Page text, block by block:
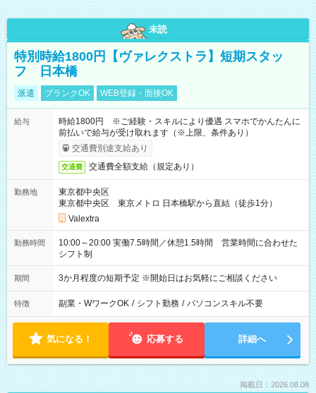
未読
特別時給1800円【ヴァレクストラ】短期スタッ
フ 日本橋
派遣 ブランクOK WEB登録・面接OK
給与
時給1800円 ※ご経験・スキルにより優遇 スマホでかんたんに
前払いで給与が受け取れます（※上限、条件あり）
交通費別途支給あり
交通費 交通費全額支給（規定あり）
勤務地
東京都中央区
東京都中央区 東京メトロ 日本橋駅から直結（徒歩1分）
Valextra
勤務時間
10:00～20:00 実働7.5時間／休憩1.5時間 営業時間に合わせた
シフト制
期間 3か月程度の短期予定 ※開始日はお気軽にご相談ください
特徴 副業・WワークOK / シフト勤務 / パソコンスキル不要
気になる！ 応募する 詳細へ
掲載日：2026.08.08